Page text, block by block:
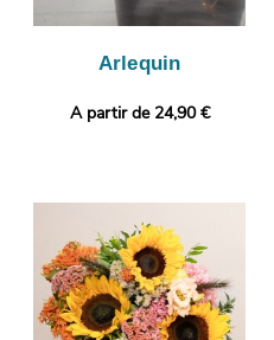
Arlequin
A partir de 24,90 €